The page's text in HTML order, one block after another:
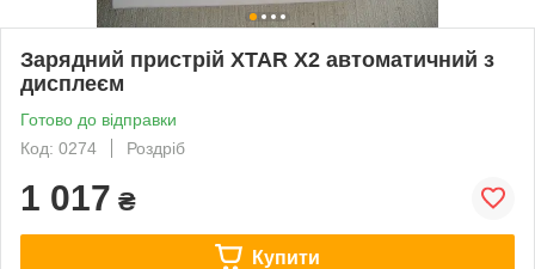
Зарядний пристрій XTAR X2 автоматичний з
дисплеєм
Готово до відправки
Код: 0274
Роздріб
1 017 ₴
Купити